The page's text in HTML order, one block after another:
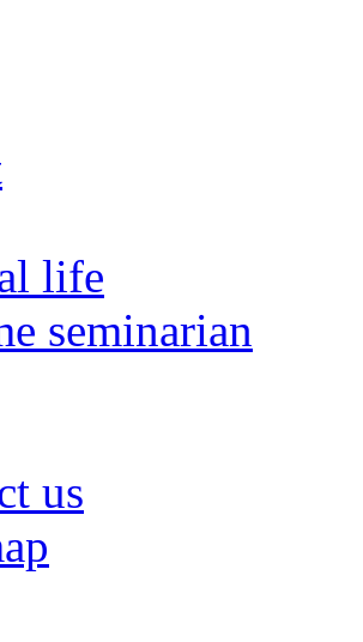
life
seminarian
us